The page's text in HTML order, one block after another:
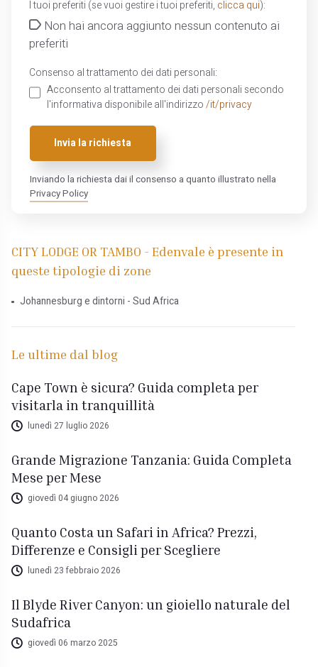
I tuoi preferiti (se vuoi gestire i tuoi preferiti, clicca qui):
Non hai ancora aggiunto nessun contenuto ai
preferiti
Consenso al trattamento dei dati personali:
Acconsento al trattamento dei dati personali secondo
l'informativa disponibile all'indirizzo /it/privacy
Invia la richiesta
Inviando la richiesta dai il consenso a quanto illustrato nella
Privacy Policy
CITY LODGE OR TAMBO - Edenvale è presente in
queste tipologie di zone
Johannesburg e dintorni - Sud Africa
Le ultime dal blog
Cape Town è sicura? Guida completa per
visitarla in tranquillità
lunedì 27 luglio 2026
Grande Migrazione Tanzania: Guida Completa
Mese per Mese
giovedì 04 giugno 2026
Quanto Costa un Safari in Africa? Prezzi,
Differenze e Consigli per Scegliere
lunedì 23 febbraio 2026
Il Blyde River Canyon: un gioiello naturale del
Sudafrica
giovedì 06 marzo 2025